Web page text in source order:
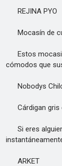
REJINA PYO
Mocasín de
Estos
cómodos que
Nobodys
Cárdigan gris
Si eres alguien
ARKET